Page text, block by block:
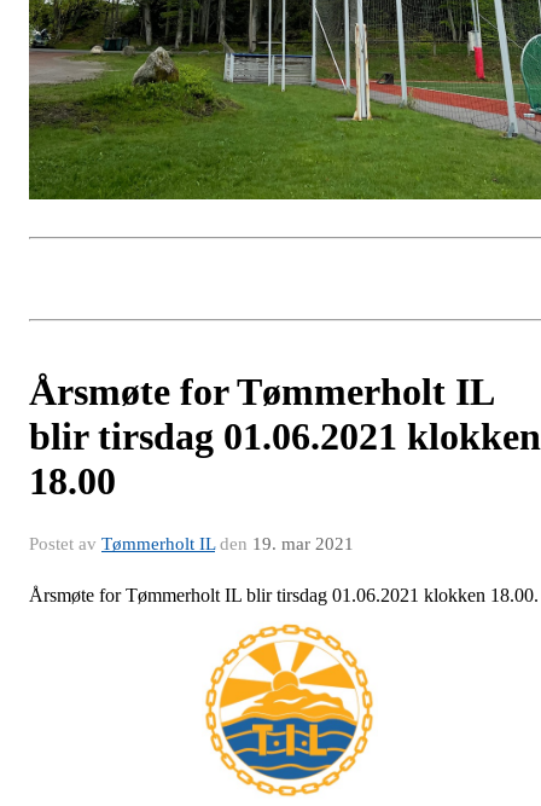
Årsmøte for Tømmerholt IL
blir tirsdag 01.06.2021 klokken
18.00
Postet av Tømmerholt ILden 19. mar 2021
Årsmøte for Tømmerholt IL blir tirsdag 01.06.2021 klokken 18.00.